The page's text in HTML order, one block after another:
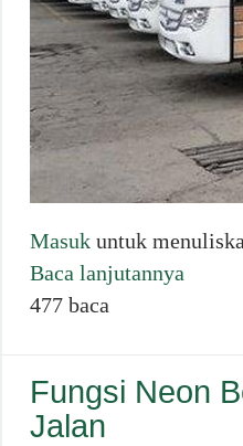
Masuk untuk
Baca lanjutannya
477 baca
Fungsi Neon
Jalan